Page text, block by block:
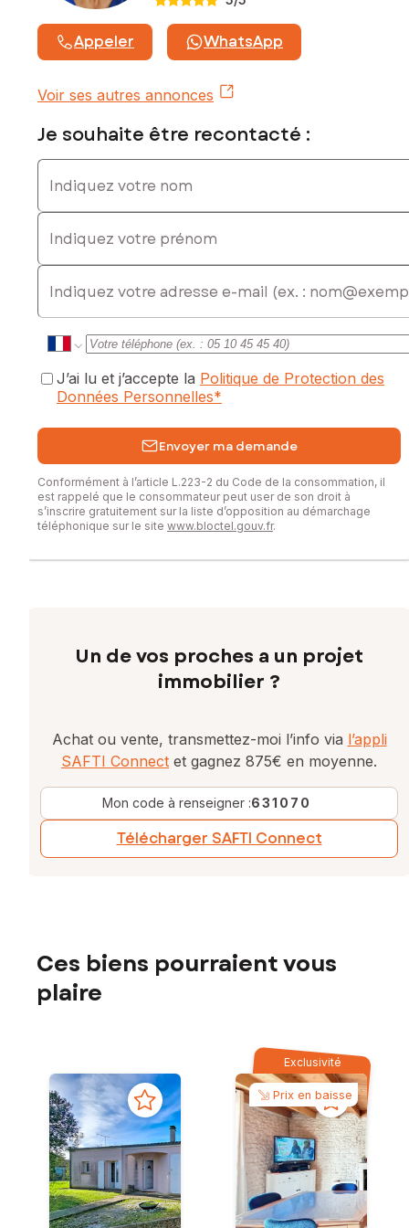
Appeler WhatsApp
Voir ses autres annonces
Je souhaite être recontacté :
Indiquez votre nom
Indiquez votre prénom
E-mail
J’ai lu et j’accepte la Politique de Protection des
Données Personnelles*
Envoyer ma demande
Conformément à l’article L.223-2 du Code de la consommation, il
est rappelé que le consommateur peut user de son droit à
s’inscrire gratuitement sur la liste d’opposition au démarchage
téléphonique sur le site www.bloctel.gouv.fr.
Un de vos proches a un projet
immobilier ?
Achat ou vente, transmettez-moi l’info via l’appli
SAFTI Connect et gagnez 875€ en moyenne.
Mon code à renseigner :631070
Télécharger SAFTI Connect
Ces biens pourraient vous
plaire
Exclusivité
Prix en baisse